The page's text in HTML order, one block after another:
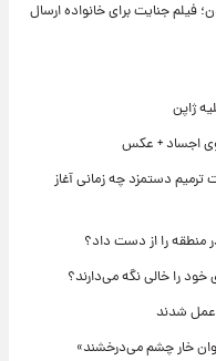
جنایت برای خانواده ارسال
ژاپن
اجساد + عکس
ترمیم دستمزد چه زمانی آغاز
منطقه را از دست داد؟
خود را خالی نگه می‌دارند؟
خار چشم می‌درخشند»